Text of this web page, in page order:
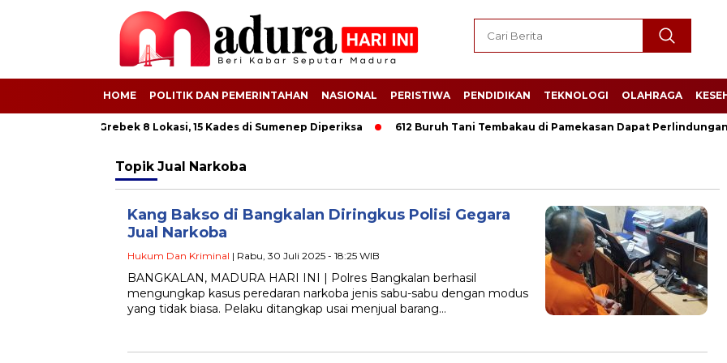
HOME POLITIK DAN PEMERINTAHAN NASIONAL PERISTIWA PENDIDIKAN TEKNOLOGI OLAHRAGA
Kejati Grebek 8 Lokasi, 15 Kades di Sumenep Diperiksa 612 Buruh Tani Tembakau di Pamekasan Dapat Perlindungan
Topik Jual Narkoba
Kang Bakso di Bangkalan Diringkus Polisi Gegara
Jual Narkoba
Hukum Dan Kriminal | Rabu, 30 Juli 2025 - 18:25 WIB
BANGKALAN, MADURA HARI INI | Polres Bangkalan berhasil
mengungkap kasus peredaran narkoba jenis sabu-sabu dengan modus
yang tidak biasa. Pelaku ditangkap usai menjual barang…